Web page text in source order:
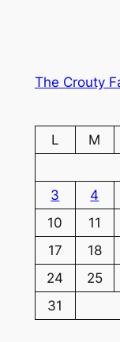
The Crouty
L
M
3
4
10
11
17
18
24
25
31